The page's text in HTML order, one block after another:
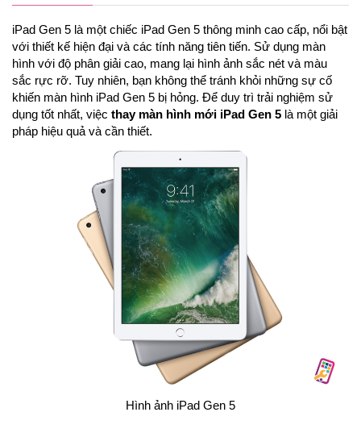
iPad Gen 5 là một chiếc iPad Gen 5 thông minh cao cấp, nổi bật
với thiết kế hiện đại và các tính năng tiên tiến. Sử dụng màn
hình với độ phân giải cao, mang lại hình ảnh sắc nét và màu
sắc rực rỡ. Tuy nhiên, bạn không thể tránh khỏi những sự cố
khiến màn hình iPad Gen 5 bị hỏng. Để duy trì trải nghiệm sử
dụng tốt nhất, việc thay màn hình mới iPad Gen 5 là một giải
pháp hiệu quả và cần thiết.
Hình ảnh iPad Gen 5